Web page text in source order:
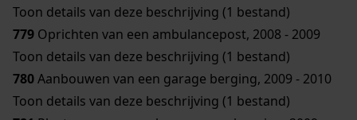
Toon details van deze beschrijving (1 bestand)
779 Oprichten van een ambulancepost, 2008 - 2009
Toon details van deze beschrijving (1 bestand)
780Aanbouwen van een garage berging, 2009 - 2010
Toon details van deze beschrijving (1 bestand)